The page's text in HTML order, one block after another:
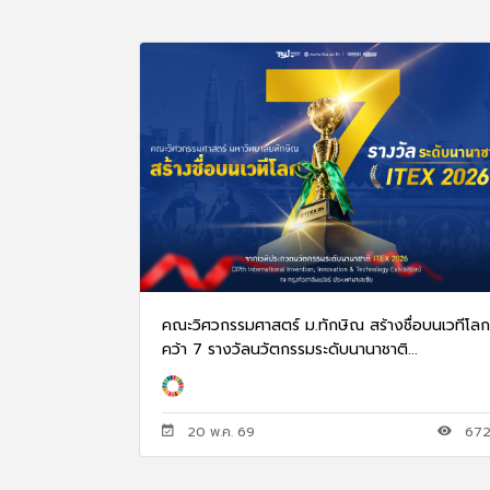
คณะวิศวกรรมศาสตร์ ม.ทักษิณ สร้างชื่อบนเวทีโลก
คว้า 7 รางวัลนวัตกรรมระดับนานาชาติ...
20 พ.ค. 69